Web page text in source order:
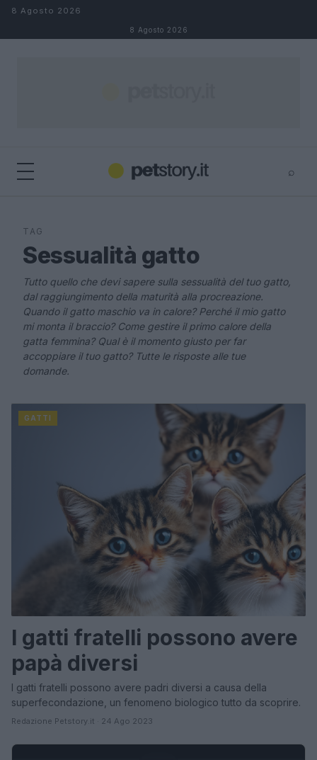
Salta al contenuto
8 Agosto 2026
8 Agosto 2026
⌕
TAG
Sessualità gatto
Tutto quello che devi sapere sulla sessualità del tuo gatto,
dal raggiungimento della maturità alla procreazione.
Quando il gatto maschio va in calore? Perché il mio gatto
mi monta il braccio? Come gestire il primo calore della
gatta femmina? Qual è il momento giusto per far
accoppiare il tuo gatto? Tutte le risposte alle tue
domande.
GATTI
I gatti fratelli possono avere
papà diversi
I gatti fratelli possono avere padri diversi a causa della
superfecondazione, un fenomeno biologico tutto da scoprire.
Redazione Petstory.it · 24 Ago 2023